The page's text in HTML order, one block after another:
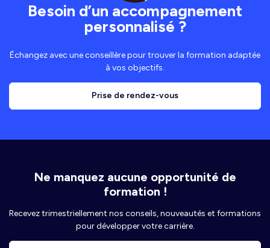
Besoin d’un accompagnement
personnalisé ?
Échangez avec une conseillère pour trouver la formation adaptée
à vos objectifs.
Prise de rendez-vous
Ne manquez aucune opportunité de
formation !
Recevez trimestriellement nos conseils, nouveautés et formations
pour développer votre carrière.